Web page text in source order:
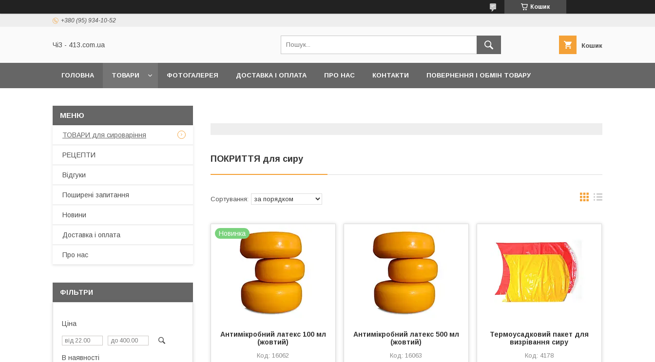
Кошик
+380 (95) 934-10-52
ЧіЗ - 413.com.ua Кошик
ГОЛОВНА ТОВАРИ ФОТОГАЛЕРЕЯ ДОСТАВКА І ОПЛАТА ПРО НАС КОНТАКТИ ПОВЕРНЕННЯ І ОБМІН ТОВАРУ
ПОКРИТТЯ для сиру
Новинка
Антимікробний латекс 100 мл
(жовтий)
16062
Антимікробний латекс 500 мл
(жовтий)
16063
Термоусадковий пакет для
визрівання сиру
4178
ТОВАРИ для сироваріння
РЕЦЕПТИ
Відгуки
Поширені запитання
Новини
Доставка і оплата
Про нас
ФІЛЬТРИ
Ціна
В наявності